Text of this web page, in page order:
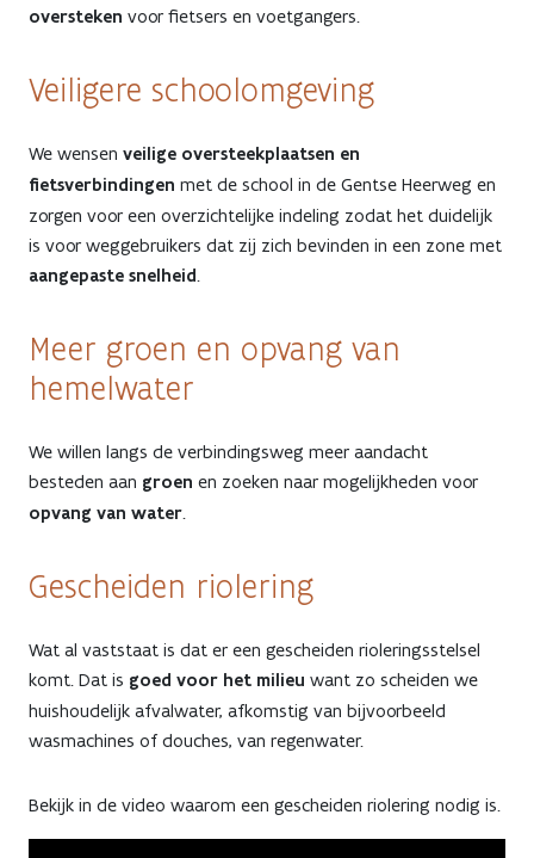
oversteken voor fietsers en voetgangers.
Veiligere schoolomgeving
We wensen veilige oversteekplaatsen en
fietsverbindingen met de school in de Gentse Heerweg en
zorgen voor een overzichtelijke indeling zodat het duidelijk
is voor weggebruikers dat zij zich bevinden in een zone met
aangepaste snelheid.
Meer groen en opvang van
hemelwater
We willen langs de verbindingsweg meer aandacht
besteden aan groen en zoeken naar mogelijkheden voor
opvang van water.
Gescheiden riolering
Wat al vaststaat is dat er een gescheiden rioleringsstelsel
komt. Dat is goed voor het milieu want zo scheiden we
huishoudelijk afvalwater, afkomstig van bijvoorbeeld
wasmachines of douches, van regenwater.
Bekijk in de video waarom een gescheiden riolering nodig is.